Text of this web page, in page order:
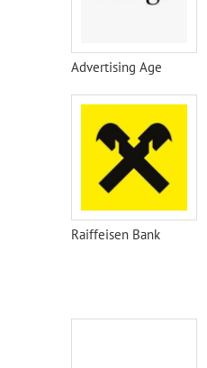
Advertising Age
Raiffeisen Bank